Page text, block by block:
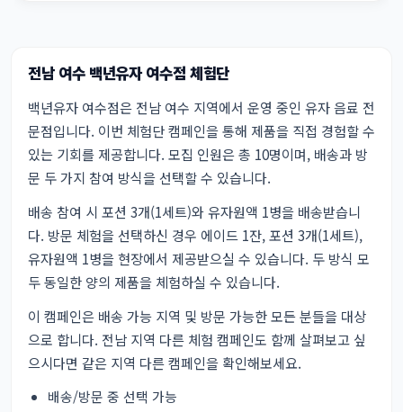
전남 여수 백년유자 여수점 체험단
백년유자 여수점은 전남 여수 지역에서 운영 중인 유자 음료 전
문점입니다. 이번 체험단 캠페인을 통해 제품을 직접 경험할 수
있는 기회를 제공합니다. 모집 인원은 총 10명이며, 배송과 방
문 두 가지 참여 방식을 선택할 수 있습니다.
배송 참여 시 포션 3개(1세트)와 유자원액 1병을 배송받습니
다. 방문 체험을 선택하신 경우 에이드 1잔, 포션 3개(1세트),
유자원액 1병을 현장에서 제공받으실 수 있습니다. 두 방식 모
두 동일한 양의 제품을 체험하실 수 있습니다.
이 캠페인은 배송 가능 지역 및 방문 가능한 모든 분들을 대상
으로 합니다. 전남 지역 다른 체험 캠페인도 함께 살펴보고 싶
으시다면 같은 지역 다른 캠페인을 확인해보세요.
배송/방문 중 선택 가능